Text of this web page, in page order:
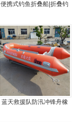
便携式钓鱼折叠船|折叠钓
蓝天救援队防汛冲锋舟橡